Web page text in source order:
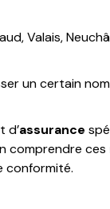
Valais,
un certain
d’assurance
comprendre ces
conformité.